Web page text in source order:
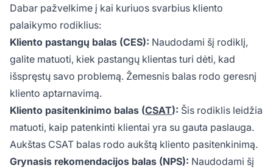
Dabar pažvelkime į kai kuriuos svarbius kliento
palaikymo rodiklius:
Kliento pastangų balas (CES): Naudodami šį rodiklį,
galite matuoti, kiek pastangų klientas turi dėti, kad
išspręstų savo problemą. Žemesnis balas rodo geresnį
kliento aptarnavimą.
Kliento pasitenkinimo balas (CSAT): Šis rodiklis leidžia
matuoti, kaip patenkinti klientai yra su gauta paslauga.
Aukštas CSAT balas rodo aukštą kliento pasitenkinimą.
Grynasis rekomendacijos balas (NPS): Naudodami šį